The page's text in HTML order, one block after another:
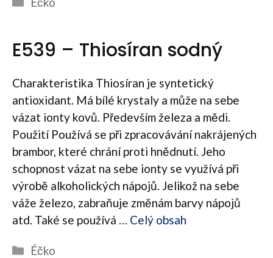
E539 – Thiosíran sodný
Charakteristika Thiosíran je syntetický
antioxidant. Má bílé krystaly a může na sebe
vázat ionty kovů. Především železa a mědi.
Použití Používá se při zpracovávání nakrájených
brambor, které chrání proti hnědnutí. Jeho
schopnost vázat na sebe ionty se využívá při
výrobě alkoholických nápojů. Jelikož na sebe
váže železo, zabraňuje změnám barvy nápojů
atd. Také se používá … Celý obsah
Rubriky
Éčko